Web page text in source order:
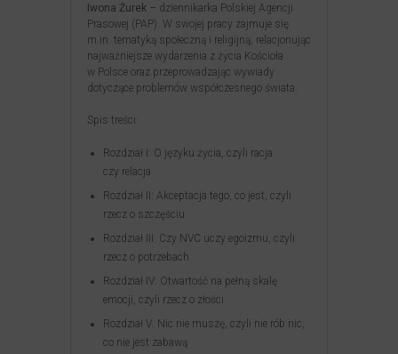
Iwona Żurek – dziennikarka Polskiej Agencji
Prasowej (PAP). W swojej pracy zajmuje się
m.in. tematyką społeczną i religijną, relacjonując
najważniejsze wydarzenia z życia Kościoła
w Polsce oraz przeprowadzając wywiady
dotyczące problemów współczesnego świata.
Spis treści:
Rozdział I: O języku życia, czyli racja
czy relacja
Rozdział II: Akceptacja tego, co jest, czyli
rzecz o szczęściu
Rozdział III: Czy NVC uczy egoizmu, czyli
rzecz o potrzebach
Rozdział IV: Otwartość na pełną skalę
emocji, czyli rzecz o złości
Rozdział V: Nic nie muszę, czyli nie rób nic,
co nie jest zabawą